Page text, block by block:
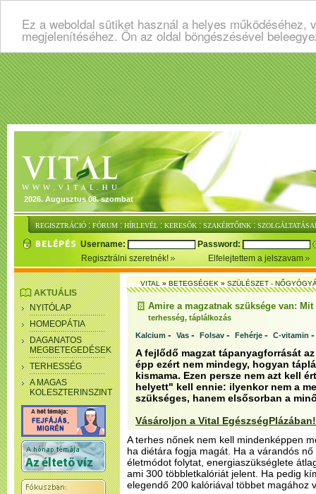
Ez a weboldal sütiket használ a helyes
megjelenítéséhez. Ön az oldal böngészésével
2026. Augusztus 08. szombat
REGISZTRÁCIÓ : FÓRUM : HÍRLEVÉL : KERESŐK : SZAKÉRTŐINK :
Username:
Password:
Regisztrálni szeretnék!
Elfelejtettem a jelszavam
AKTUÁLIS
NYITÓLAP
HOMEOPÁTIA
DAGANATOS
MEGBETEGEDÉSEK
TERHESSÉG
A MAGAS
KOLESZTERINSZINT
VITAL»BETEGSÉGEK»SZÜLÉSZET -
Amire a magzatnak szüksége van: Mit
terhesség, táplálkozás
Kalcium - Vas - Folsav - Fehérje - C-vitamin
A fejlődő magzat tápanyagforrását
épp ezért nem mindegy, hogyan
kismama. Ezen persze nem azt kell
helyett" kell ennie: ilyenkor nem a
szükséges, hanem elsősorban a
Vásároljon a Vital EgészségPlázában!
A terhes nőnek nem kell mindenképpen
ha diétára fogja magát. Ha a várandós
életmódot folytat, energiaszükséglete
ami 300 többletkalóriát jelent. Ha pedig
elegendő 200 kalóriával többet magához